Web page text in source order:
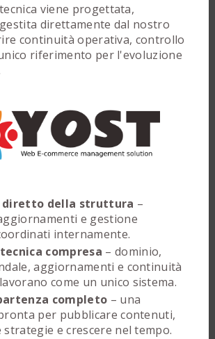
viene progettata,
direttamente dal nostro
continuità operativa, controllo
riferimento per l'evoluzione
diretto della struttura –
e gestione
internamente.
compresa – dominio,
aggiornamenti e continuità
come un unico sistema.
completo – una
per pubblicare contenuti,
e crescere nel tempo.